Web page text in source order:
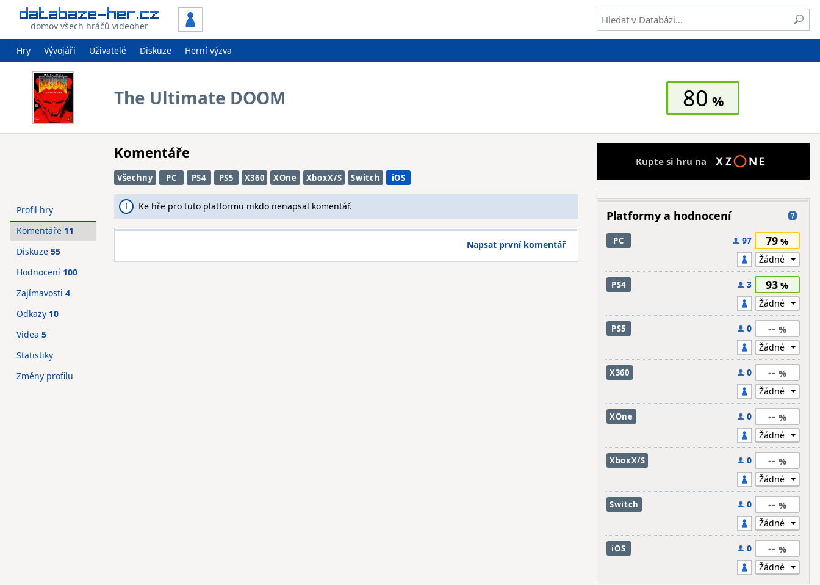
domov všech hráčů videoher
Hry Vývojáři Uživatelé Diskuze Herní výzva
The Ultimate DOOM 80
Komentáře
Všechny PC PS4 PS5 X360 XOne XboxX/S Switch iOS
Ke hře pro tuto platformu nikdo nenapsal komentář.
Napsat první komentář
Profil hry
Komentáře 11
Diskuze 55
Hodnocení 100
Zajímavosti 4
Odkazy 10
Videa 5
Statistiky
Změny profilu
Kupte si hru na
Platformy a hodnocení
PC 97 79
PS4 3 93
PS5 0 --
X360 0 --
XOne 0 --
XboxX/S 0 --
Switch 0 --
iOS 0 --